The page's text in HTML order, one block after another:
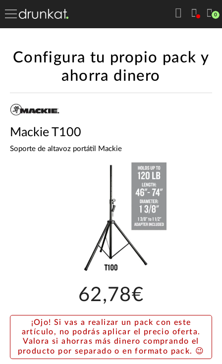
0
Configura tu propio pack y
ahorra dinero
Mackie T100
Soporte de altavoz portátil Mackie
62,78€
¡Ojo! Si vas a realizar un pack con este
artículo, no podrás aplicar el precio oferta.
Valora si ahorras más dinero comprando el
producto por separado o en formato pack. 😉